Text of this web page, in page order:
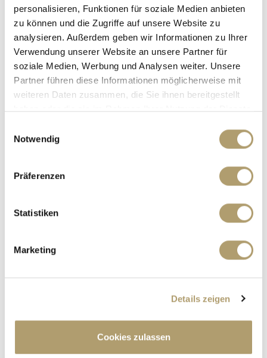
personalisieren, Funktionen für soziale Medien anbieten
zu können und die Zugriffe auf unsere Website zu
analysieren. Außerdem geben wir Informationen zu Ihrer
Verwendung unserer Website an unsere Partner für
soziale Medien, Werbung und Analysen weiter. Unsere
Partner führen diese Informationen möglicherweise mit
weiteren Daten zusammen, die Sie ihnen bereitgestellt
haben oder die sie im Rahmen Ihrer Nutzung der Dienste
Notwendig
Präferenzen
Statistiken
Marketing
Details zeigen
Cookies zulassen
Reihenmittelhaus
148,07 m²
WOHNFLÄCHE
5,5
ZIMMER
****VERKAUFT****Renovierungsbedürftig mit
WOHNFLÄCHE
ZIMMER